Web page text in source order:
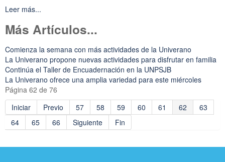
Leer más...
Más Artículos...
Comienza la semana con más actividades de la Univerano
La Univerano propone nuevas actividades para disfrutar en familia
Continúa el Taller de Encuadernación en la UNPSJB
La Univerano ofrece una amplia variedad para este miércoles
Página 62 de 76
Iniciar
Previo 57 58 59 60 61 62
63
64
65 66 Siguiente Fin